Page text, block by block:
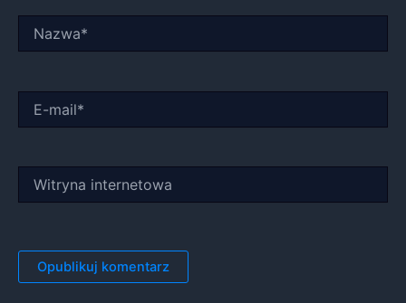
mail*
internetowa